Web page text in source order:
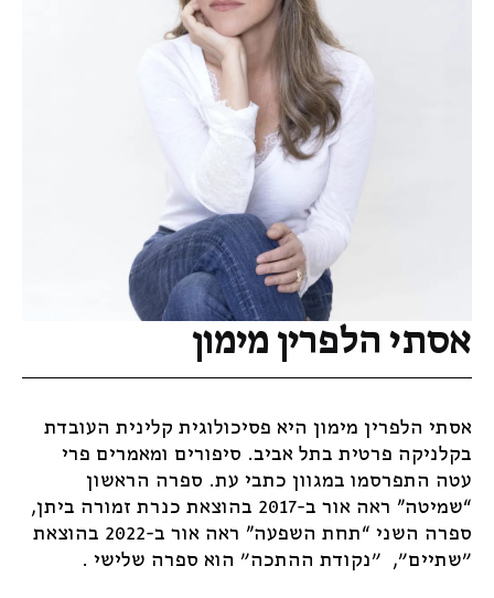
אסתי הלפרין מימון
אסתי הלפרין מימון היא פסיכולוגית קלינית העובדת
בקלניקה פרטית בתל אביב. סיפורים ומאמרים פרי
עטה התפרסמו במגוון כתבי עת. ספרה הראשון
“שמיטה” ראה אור ב-2017 בהוצאת כנרת זמורה ביתן,
ספרה השני “תחת השפעה” ראה אור ב-2022 בהוצאת
"שתיים", "נקודת ההתכה" הוא ספרה שלישי .